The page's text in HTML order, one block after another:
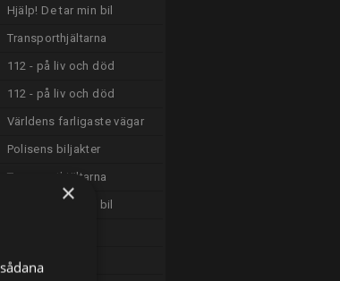
Hjälp! De tar min bil
Transporthjältarna
112 - på liv och död
112 - på liv och död
Världens farligaste vägar
Polisens biljakter
Transporthjältarna
Hjälp! De tar min bil
The Rookie
×